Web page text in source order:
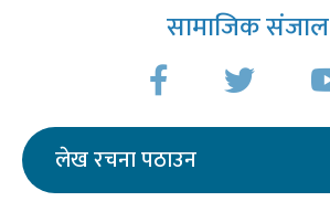
सामाजिक संजाल
लेख रचना पठाउन